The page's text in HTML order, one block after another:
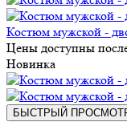
Костюм мужской -
Цены доступны
Новинка
БЫСТРЫЙ